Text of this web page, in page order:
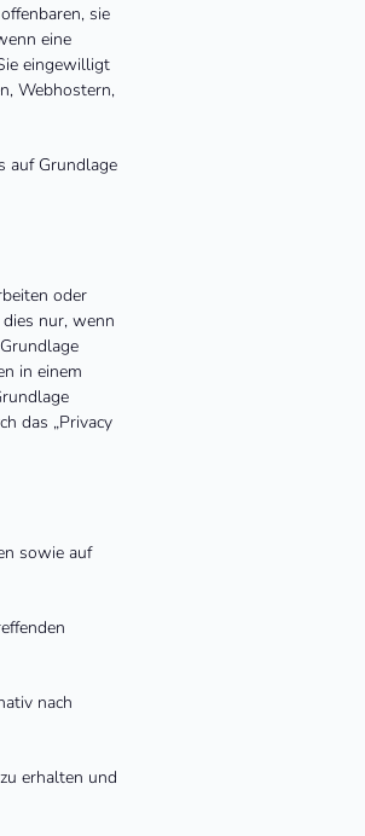
sie
eine
eingewilligt
Webhostern,
auf Grundlage
oder
nur, wenn
in einem
das „Privacy
sowie auf
nach
erhalten und